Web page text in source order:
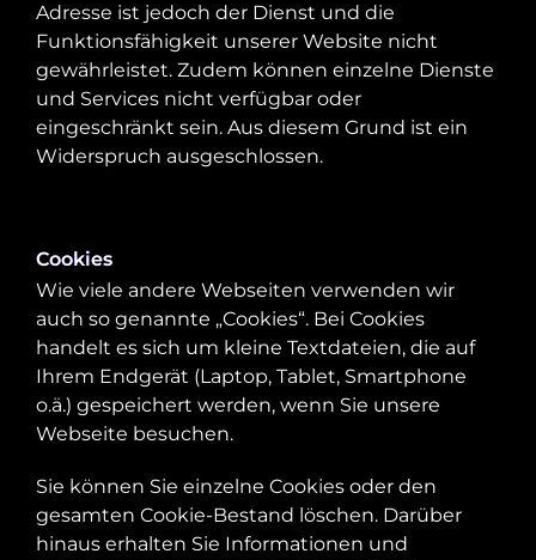
Adresse ist jedoch der Dienst und die
Funktionsfähigkeit unserer Website nicht
gewährleistet. Zudem können einzelne Dienste
und Services nicht verfügbar oder
eingeschränkt sein. Aus diesem Grund ist ein
Widerspruch ausgeschlossen.
Cookies
Wie viele andere Webseiten verwenden wir
auch so genannte „Cookies“. Bei Cookies
handelt es sich um kleine Textdateien, die auf
Ihrem Endgerät (Laptop, Tablet, Smartphone
o.ä.) gespeichert werden, wenn Sie unsere
Webseite besuchen.
Sie können Sie einzelne Cookies oder den
gesamten Cookie-Bestand löschen. Darüber
hinaus erhalten Sie Informationen und